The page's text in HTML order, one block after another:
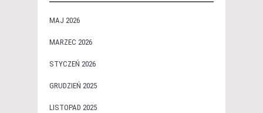
MAJ 2026
MARZEC 2026
STYCZEŃ 2026
GRUDZIEŃ 2025
LISTOPAD 2025